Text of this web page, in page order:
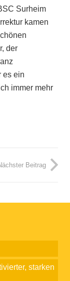
Surheim
kamen
der
es ein
immer mehr
Beitrag
starken